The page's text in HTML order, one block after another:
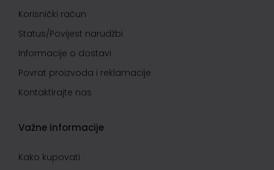
Korisnički račun
Status/Povijest narudžbi
Informacije o dostavi
Povrat proizvoda i reklamacije
Kontaktirajte nas
Važne informacije
Kako kupovati